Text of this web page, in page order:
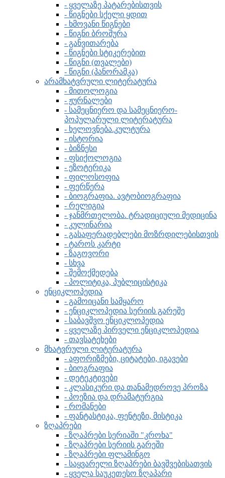
- ყველაზე პატარებისთვის
- წიგნები სქელი ყდით
- ხმოვანი წიგნები
- წიგნი ბროშურა
- განვითარება
- წიგნები სტიკერებით
- წიგნი (თვალები)
- წიგნი (პანორამკა)
არამხატვრული ლიტერატურა
- მითოლოგია
- ჟურნალები
- სამეცნიერო და სამეცნიერო-
პოპულარული ლიტერატურა
- ხელოვნება.კულტურა
- ისტორია
- ბიზნესი
- ფსიქოლოგია
- ეზოტერიკა
- ფილოსოფია
- ფერწერა
- ბიოგრაფია. ავტობიოგრაფია
- რელიგია
- ჯანმრთელობა. ტრადიციული მედიცინა
- კულინარია
- გასაფერადებლები მოზრდილებისთვის
- ტაროს კარტი
- ზაგოვორი
- სხვა
- შემოქმედება
- პოლიტიკა, პუბლიცისტიკა
ენციკლოპედია
- გამოიცანი სამყარო
- ენციკლოპედია სერიის გარეშე
- საბავშვო ენციკლოპედია
- ყველაზე პირველი ენციკლოპედია
- თავსატეხები
მხატვრული ლიტერატურა
- აფორიზმები, ციტატები, იგავები
- ბიოგრაფია
- დეტეკტივები
- კლასიკური და თანამედროვე პროზა
- პოეზია და დრამატურგია
- რომანები
- ფანტასტიკა, ფენტეზი, მისტიკა
ზღაპრები
- ზღაპრები სერიაში "კროხა"
- ზღაპრები სერიის გარეში
- ზღაპრები ფლამინგო
- საყვარელი ზღაპრები ბავშვებისათვის
- ყველა საუკეთესო ზღაპარი